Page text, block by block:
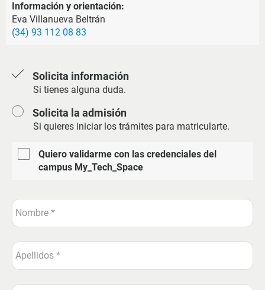
Información y orientación:
Eva Villanueva Beltrán
(34) 93 112 08 83
Solicita información
Si tienes alguna duda.
Solicita la admisión
Si quieres iniciar los trámites para matricularte.
Quiero validarme con las credenciales del
campus My_Tech_Space